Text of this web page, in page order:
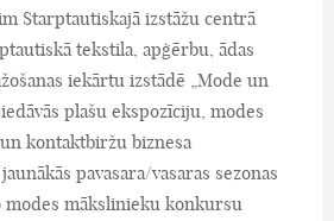
Starptautiskajā izstāžu centrā
tekstila, apģērbu, ādas
iekārtu izstādē „Mode un
plašu ekspozīciju, modes
kontaktbiržu biznesa
pavasara/vasaras sezonas
modes mākslinieku konkursu